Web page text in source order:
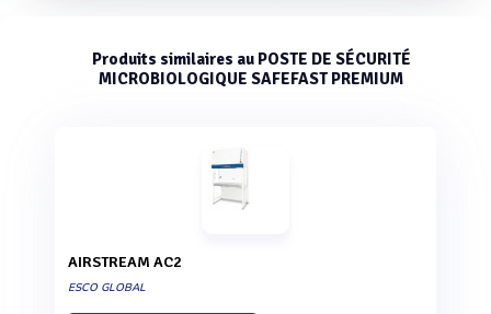
Produits similaires au POSTE DE SÉCURITÉ
MICROBIOLOGIQUE SAFEFAST PREMIUM
AIRSTREAM AC2
ESCO GLOBAL